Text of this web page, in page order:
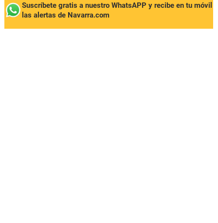
Suscríbete gratis a nuestro WhatsAPP y recibe en tu móvil
las alertas de Navarra.com